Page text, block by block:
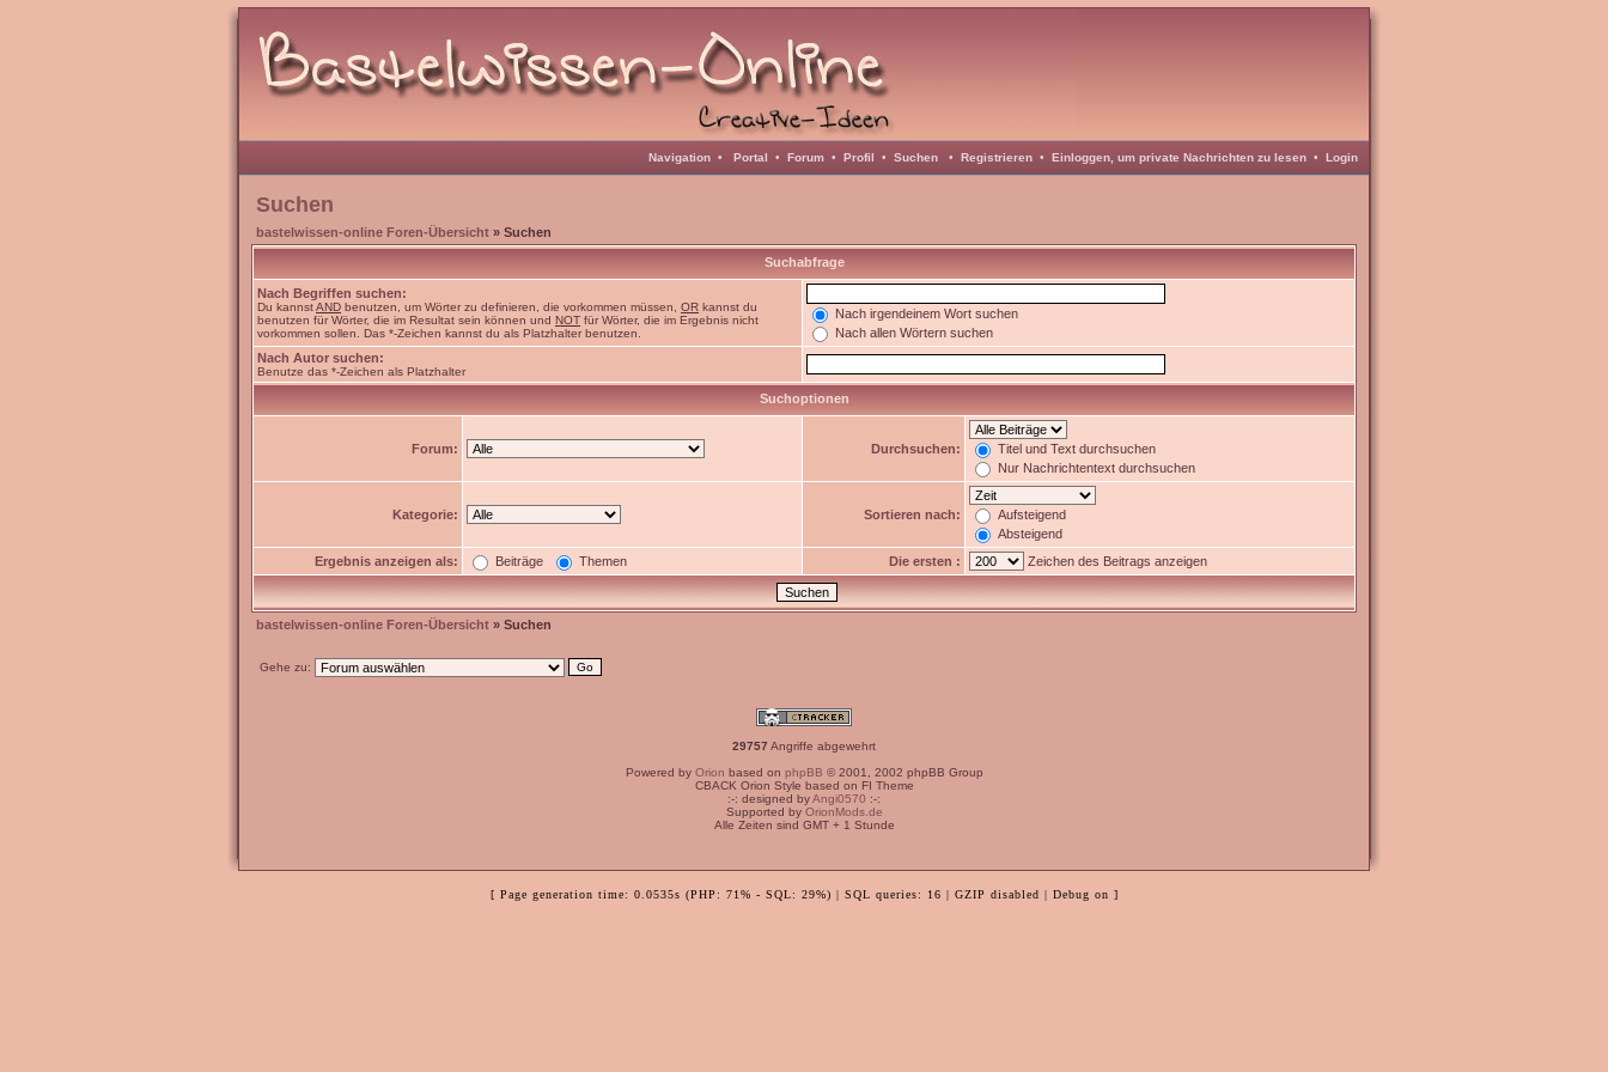
Navigation • Portal • Forum • Profil • Suchen • Registrieren • Einloggen, um private Nachrichten zu lesen • Login
Suchen
bastelwissen-online Foren-Übersicht » Suchen
Suchabfrage
Nach Begriffen suchen:
Du kannstAND benutzen, um Wörter zu definieren, die vorkommen müssen, OR kannst du
benutzen für Wörter, die im Resultat sein können und NOT für Wörter, die im Ergebnis nicht
vorkommen sollen. Das *-Zeichen kannst du als Platzhalter benutzen.
Nach irgendeinem Wort suchen
Nach allen Wörtern suchen
Nach Autor suchen:
Benutze das *-Zeichen als Platzhalter
Suchoptionen
Forum: Durchsuchen:
Titel und Text durchsuchen
Nur Nachrichtentext durchsuchen
Kategorie: Sortieren nach:
Aufsteigend
Absteigend
Ergebnis anzeigen als:
Beiträge Themen Die ersten : Zeichen des Beitrags anzeigen
bastelwissen-online Foren-Übersicht » Suchen
Gehe zu:
29757 Angriffe abgewehrt
Powered by Orion based on phpBB © 2001, 2002 phpBB Group
CBACK Orion Style based on FI Theme
:-: designed byAngi0570 :-:
Supported by OrionMods.de
Alle Zeiten sind GMT + 1 Stunde
[ Page generation time: 0.0535s (PHP: 71% - SQL: 29%) | SQL queries: 16 | GZIP disabled | Debug on ]